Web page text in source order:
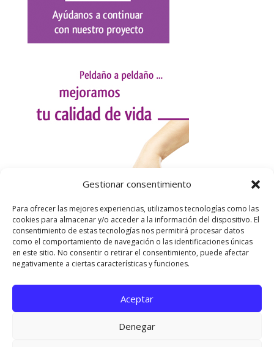
Gestionar consentimiento
Para ofrecer las mejores experiencias, utilizamos tecnologías como las
cookies para almacenar y/o acceder a la información del dispositivo. El
consentimiento de estas tecnologías nos permitirá procesar datos
como el comportamiento de navegación o las identificaciones únicas
en este sitio. No consentir o retirar el consentimiento, puede afectar
negativamente a ciertas características y funciones.
Aceptar
Denegar
Utilizamos cookies para ofrecerte la mejor experiencia en
Puedes aprender más sobre qué cookies utilizamos o